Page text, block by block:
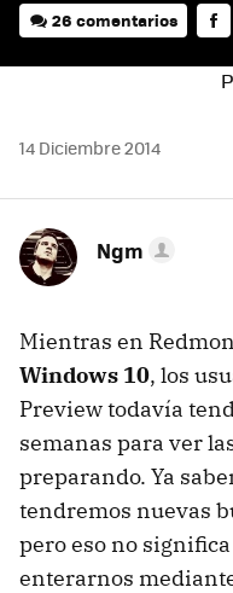
26 comentarios
14 Diciembre 2014
Ngm
Mientras en
Windows 10, los
Preview todavía
semanas para ver
preparando. Ya
tendremos nuevas
pero eso no
enterarnos